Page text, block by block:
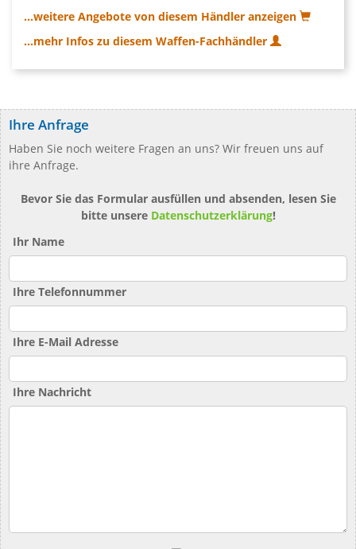
...weitere Angebote von diesem Händler anzeigen
...mehr Infos zu diesem Waffen-Fachhändler
Ihre Anfrage
Haben Sie noch weitere Fragen an uns? Wir freuen uns auf
ihre Anfrage.
Bevor Sie das Formular ausfüllen und absenden, lesen Sie
bitte unsere Datenschutzerklärung!
Ihr Name
Ihre Telefonnummer
Ihre E-Mail Adresse
Ihre Nachricht